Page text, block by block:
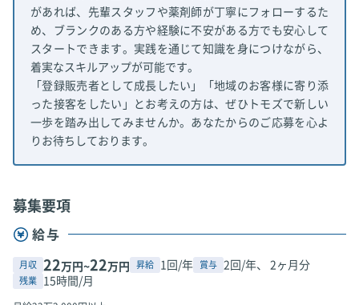
があれば、先輩スタッフや薬剤師が丁寧にフォローするた
め、ブランクのある方や経験に不安がある方でも安心して
スタートできます。実践を通じて知識を身につけながら、
着実なスキルアップが可能です。
「登録販売者として成長したい」「地域のお客様に寄り添
った接客をしたい」とお考えの方は、ぜひトモズで新しい
一歩を踏み出してみませんか。あなたからのご応募を心よ
りお待ちしております。
募集要項
給与
月収 22万円~22万円 昇給 1回/年 賞与 2回/年、 2ヶ月分
残業 15時間/月